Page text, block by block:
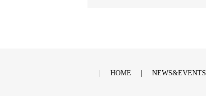
HOME NEWS&EVENTS